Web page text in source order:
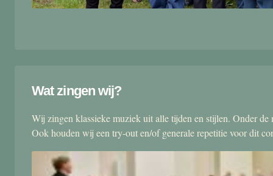
Wat zingen wij?
Wij zingen klassieke muziek uit alle tijden en stijlen. Onder
Ook houden wij een try-out en/of generale repetitie voor dit